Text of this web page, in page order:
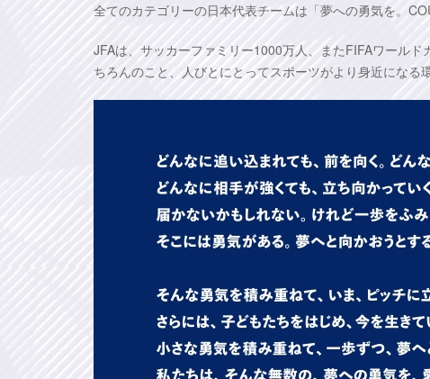
全てのカテゴリーの日本代表チームは「夢への勇気を。
JFAは、サッカーファミリー1000万人、またFIFAワール
ちろんのこと、人びとにとってスポーツがより身近にな